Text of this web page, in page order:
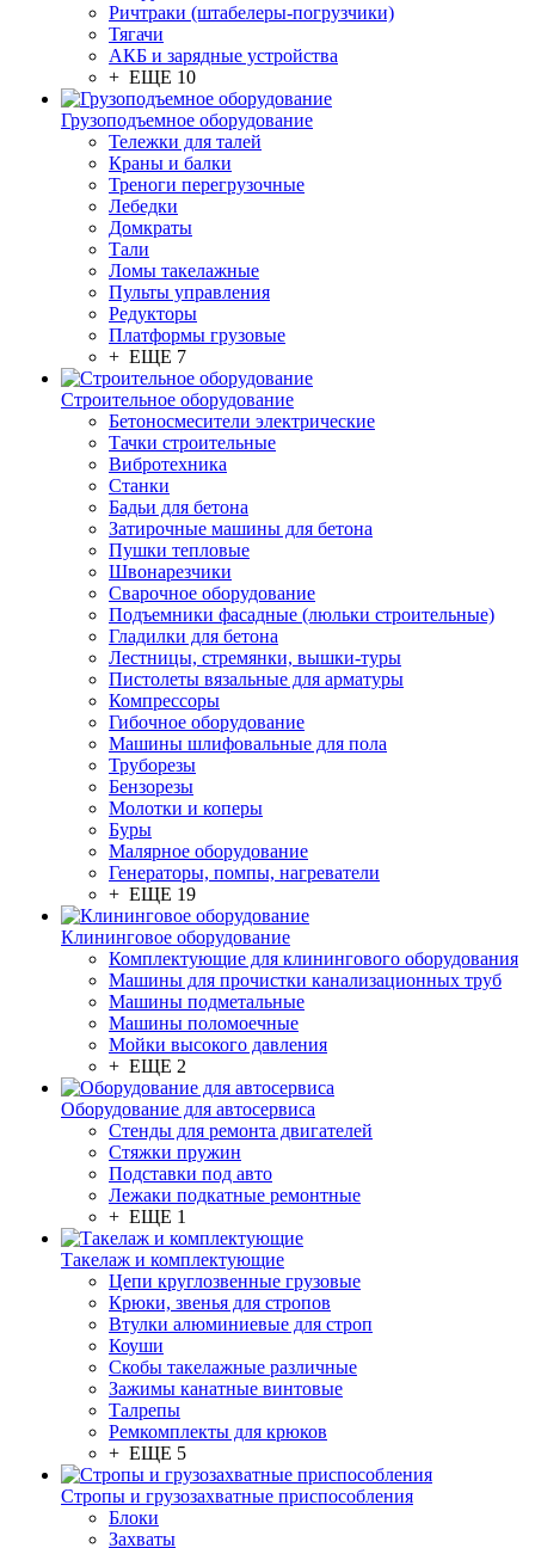
Ричтраки (штабелеры-погрузчики)
Тягачи
АКБ и зарядные устройства
+ ЕЩЕ 10
Грузоподъемное оборудование
Тележки для талей
Краны и балки
Треноги перегрузочные
Лебедки
Домкраты
Тали
Ломы такелажные
Пульты управления
Редукторы
Платформы грузовые
+ ЕЩЕ 7
Строительное оборудование
Бетоносмесители электрические
Тачки строительные
Вибротехника
Станки
Бадьи для бетона
Затирочные машины для бетона
Пушки тепловые
Швонарезчики
Сварочное оборудование
Подъемники фасадные (люльки строительные)
Гладилки для бетона
Лестницы, стремянки, вышки-туры
Пистолеты вязальные для арматуры
Компрессоры
Гибочное оборудование
Машины шлифовальные для пола
Труборезы
Бензорезы
Молотки и коперы
Буры
Малярное оборудование
Генераторы, помпы, нагреватели
+ ЕЩЕ 19
Клининговое оборудование
Комплектующие для клинингового оборудования
Машины для прочистки канализационных труб
Машины подметальные
Машины поломоечные
Мойки высокого давления
+ ЕЩЕ 2
Оборудование для автосервиса
Стенды для ремонта двигателей
Стяжки пружин
Подставки под авто
Лежаки подкатные ремонтные
+ ЕЩЕ 1
Такелаж и комплектующие
Цепи круглозвенные грузовые
Крюки, звенья для стропов
Втулки алюминиевые для строп
Коуши
Скобы такелажные различные
Зажимы канатные винтовые
Талрепы
Ремкомплекты для крюков
+ ЕЩЕ 5
Стропы и грузозахватные приспособления
Блоки
Захваты